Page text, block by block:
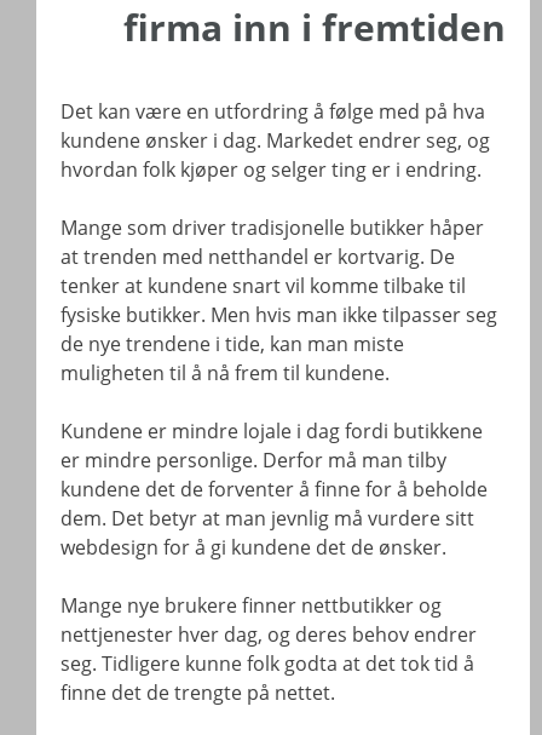
firma inn i fremtiden
Det kan være en utfordring å følge med på hva
kundene ønsker i dag. Markedet endrer seg, og
hvordan folk kjøper og selger ting er i endring.
Mange som driver tradisjonelle butikker håper
at trenden med netthandel er kortvarig. De
tenker at kundene snart vil komme tilbake til
fysiske butikker. Men hvis man ikke tilpasser seg
de nye trendene i tide, kan man miste
muligheten til å nå frem til kundene.
Kundene er mindre lojale i dag fordi butikkene
er mindre personlige. Derfor må man tilby
kundene det de forventer å finne for å beholde
dem. Det betyr at man jevnlig må vurdere sitt
webdesign for å gi kundene det de ønsker.
Mange nye brukere finner nettbutikker og
nettjenester hver dag, og deres behov endrer
seg. Tidligere kunne folk godta at det tok tid å
finne det de trengte på nettet.